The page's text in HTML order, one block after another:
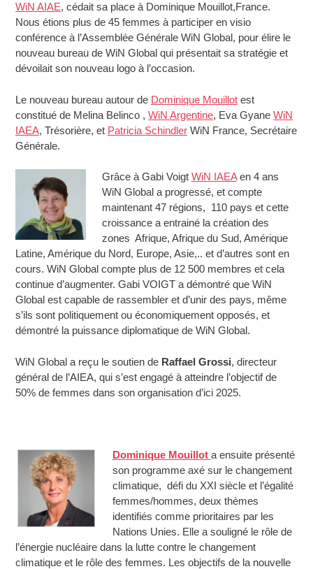
WiN AIAE, cédait sa place à Dominique Mouillot,France.
Nous étions plus de 45 femmes à participer en visio
conférence à l’Assemblée Générale WiN Global, pour élire le
nouveau bureau de WiN Global qui présentait sa stratégie et
dévoilait son nouveau logo à l’occasion.
Le nouveau bureau autour de Dominique Mouillot est
constitué de Melina Belinco ,WiN Argentine, Eva GyaneWiN
IAEA, Trésorière, et Patricia Schindler WiN France, Secrétaire
Générale.
Grâce à Gabi Voigt WiN IAEAen 4 ans
WiN Global a progressé, et compte
maintenant 47 régions, 110 pays et cette
croissance a entrainé la création des
zones Afrique, Afrique du Sud, Amérique
Latine, Amérique du Nord, Europe, Asie,.. et d’autres sont en
cours. WiN Global compte plus de 12 500 membres et cela
continue d’augmenter. Gabi VOIGT a démontré que WiN
Global est capable de rassembler et d’unir des pays, même
s’ils sont politiquement ou économiquement opposés, et
démontré la puissance diplomatique de WiN Global.
WiN Global a reçu le soutien de Raffael Grossi, directeur
général de l’AIEA, qui s’est engagé à atteindre l’objectif de
50% de femmes dans son organisation d’ici 2025.
Dominique Mouillot a ensuite présenté
son programme axé sur le changement
climatique, défi du XXI siècle et l’égalité
femmes/hommes, deux thèmes
identifiés comme prioritaires par les
Nations Unies. Elle a souligné le rôle de
l’énergie nucléaire dans la lutte contre le changement
climatique et le rôle des femmes. Les objectifs de la nouvelle